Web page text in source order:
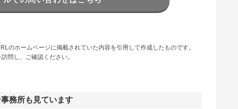
のホームページに掲載されていた内容を引用して作成したものです。
問し、ご確認ください。
務所も見ています